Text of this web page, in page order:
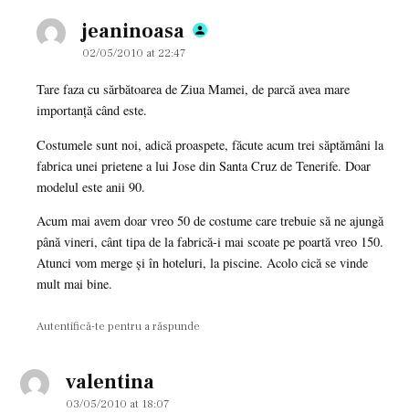
jeaninoasa says:
02/05/2010 at 22:47
Tare faza cu sărbătoarea de Ziua Mamei, de parcă avea mare
importanţă când este.
Costumele sunt noi, adică proaspete, făcute acum trei săptămâni la
fabrica unei prietene a lui Jose din Santa Cruz de Tenerife. Doar
modelul este anii 90.
Acum mai avem doar vreo 50 de costume care trebuie să ne ajungă
până vineri, cânt tipa de la fabrică-i mai scoate pe poartă vreo 150.
Atunci vom merge şi în hoteluri, la piscine. Acolo cică se vinde
mult mai bine.
Autentifică-te pentru a răspunde
valentina
03/05/2010 at 18:07